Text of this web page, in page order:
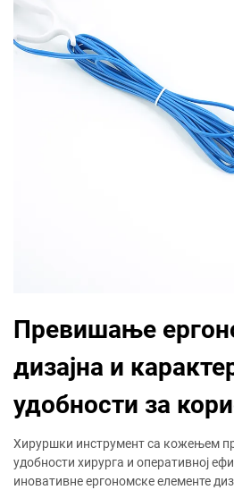
Превишање
дизајна и
удобности за
Хируршки инструмент са кожењем
удобности хирурга и оперативној
иновативне ергономске елементе